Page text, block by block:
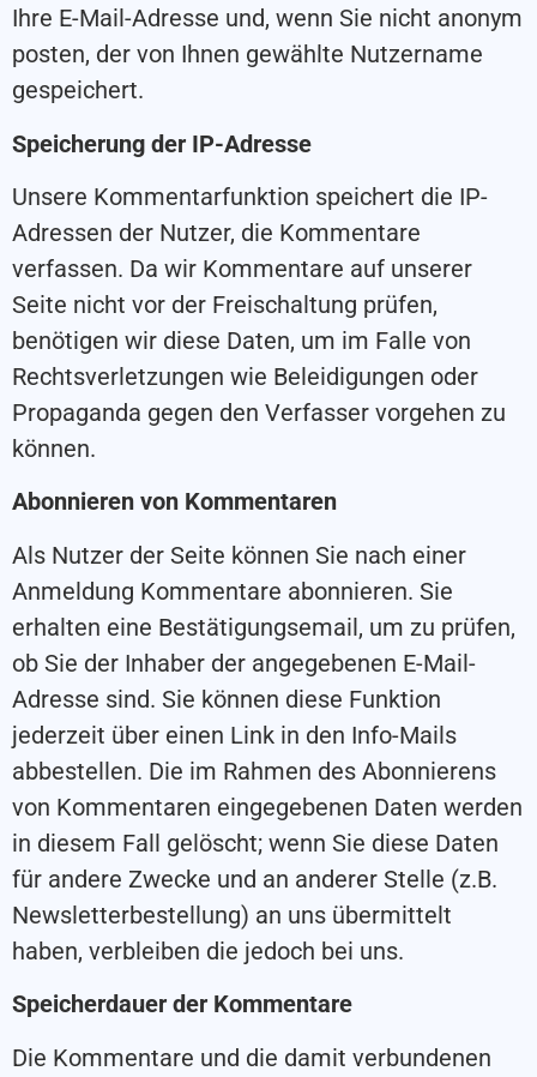
Ihre E-Mail-Adresse und, wenn Sie nicht anonym
posten, der von Ihnen gewählte Nutzername
gespeichert.
Speicherung der IP-Adresse
Unsere Kommentarfunktion speichert die IP-
Adressen der Nutzer, die Kommentare
verfassen. Da wir Kommentare auf unserer
Seite nicht vor der Freischaltung prüfen,
benötigen wir diese Daten, um im Falle von
Rechtsverletzungen wie Beleidigungen oder
Propaganda gegen den Verfasser vorgehen zu
können.
Abonnieren von Kommentaren
Als Nutzer der Seite können Sie nach einer
Anmeldung Kommentare abonnieren. Sie
erhalten eine Bestätigungsemail, um zu prüfen,
ob Sie der Inhaber der angegebenen E-Mail-
Adresse sind. Sie können diese Funktion
jederzeit über einen Link in den Info-Mails
abbestellen. Die im Rahmen des Abonnierens
von Kommentaren eingegebenen Daten werden
in diesem Fall gelöscht; wenn Sie diese Daten
für andere Zwecke und an anderer Stelle (z.B.
Newsletterbestellung) an uns übermittelt
haben, verbleiben die jedoch bei uns.
Speicherdauer der Kommentare
Die Kommentare und die damit verbundenen